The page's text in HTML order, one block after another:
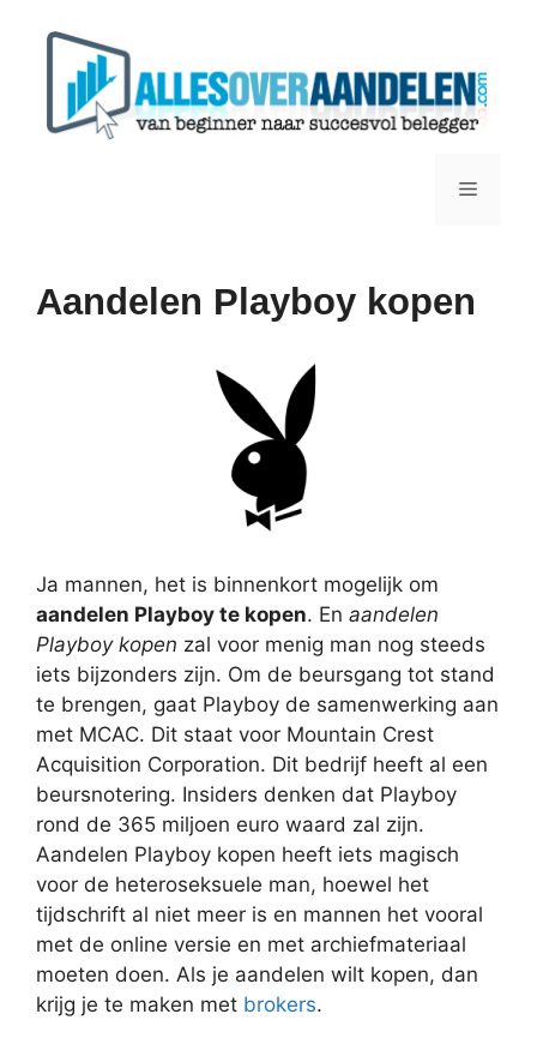
Menu
Aandelen Playboy kopen
Ja mannen, het is binnenkort mogelijk om
aandelen Playboy te kopen. En aandelen
Playboy kopen zal voor menig man nog steeds
iets bijzonders zijn. Om de beursgang tot stand
te brengen, gaat Playboy de samenwerking aan
met MCAC. Dit staat voor Mountain Crest
Acquisition Corporation. Dit bedrijf heeft al een
beursnotering. Insiders denken dat Playboy
rond de 365 miljoen euro waard zal zijn.
Aandelen Playboy kopen heeft iets magisch
voor de heteroseksuele man, hoewel het
tijdschrift al niet meer is en mannen het vooral
met de online versie en met archiefmateriaal
moeten doen. Als je aandelen wilt kopen, dan
krijg je te maken met brokers.